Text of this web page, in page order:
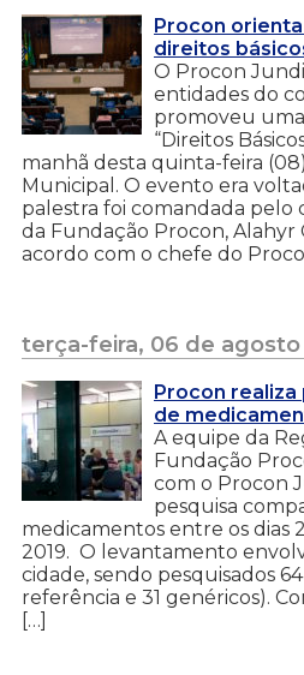
Procon
direitos
O Procon
entidades do
promoveu
“Direitos
manhã desta quinta-feira
Municipal. O evento era
palestra foi comandada pelo
da Fundação Procon, Alahyr
acordo com o chefe do
terça-feira, 06 de agosto
Procon
de
A equipe da
Fundação
com o Procon
pesquisa
medicamentos entre os dias
2019. O levantamento
cidade, sendo pesquisados
referência e 31 genéricos).
[…]